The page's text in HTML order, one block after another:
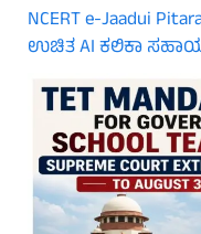
NCERT e-Jaadui
ಉಚಿತ AI ಕಲಿಕಾ